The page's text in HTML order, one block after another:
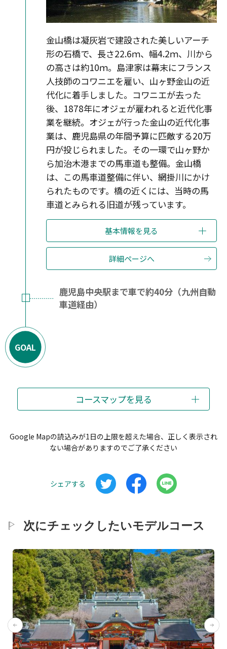
金山橋は凝灰岩で建設された美しいアーチ
形の石橋で、長さ22.6ｍ、幅4.2ｍ、川から
の高さは約10ｍ。島津家は幕末にフランス
人技師のコワニエを雇い、山ヶ野金山の近
代化に着手しました。コワニエが去った
後、1878年にオジェが雇われると近代化事
業を継続。オジェが行った金山の近代化事
業は、鹿児島県の年間予算に匹敵する20万
円が投じられました。その一環で山ヶ野か
ら加治木港までの馬車道も整備。金山橋
は、この馬車道整備に伴い、網掛川にかけ
られたものです。橋の近くには、当時の馬
車道とみられる旧道が残っています。
基本情報を見る
詳細ページへ
鹿児島中央駅まで車で約40分（九州自動
車道経由）
GOAL
コースマップを見る
Google Mapの読込みが1日の上限を超えた場合、正しく表示され
ない場合がありますのでご了承ください
シェアする
次にチェックしたいモデルコース